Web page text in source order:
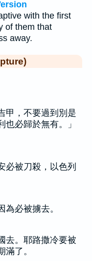
with the first
of them that
away.
甲，不要過到別是
也必歸於無有。」
必被刀殺，以色列
必被擄去。
去。耶路撒冷要被
了。